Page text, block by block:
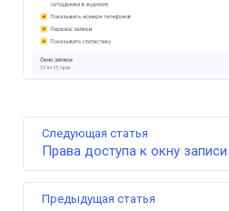
Предыдущая статья
Следующая статья
Права доступа к окну записи